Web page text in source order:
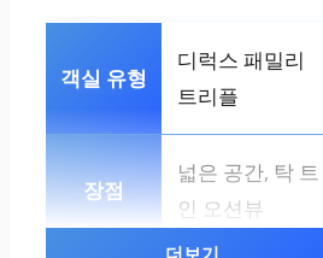
디럭스 패밀리
트리플
넓은 공간, 탁 트
인 오션뷰